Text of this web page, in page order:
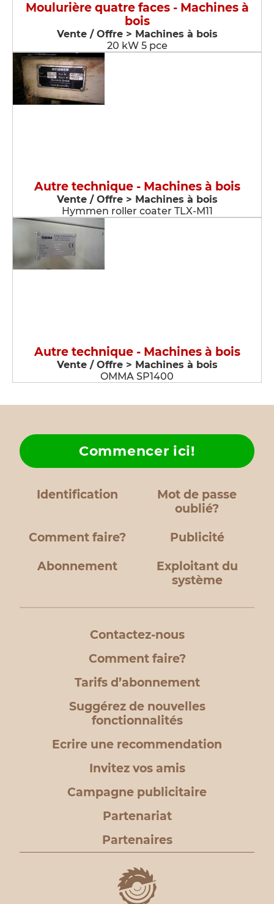
Moulurière quatre faces - Machines à
bois
Vente / Offre > Machines à bois
20 kW 5 pce
Autre technique - Machines à bois
Vente / Offre > Machines à bois
Hymmen roller coater TLX-M11
Autre technique - Machines à bois
Vente / Offre > Machines à bois
OMMA SP1400
Identification
Mot de passe
oublié?
Comment faire?
Commencer ici!
Publicité
Abonnement
Exploitant du
système
Contactez-nous
Comment faire?
Tarifs d’abonnement
Suggérez de nouvelles
fonctionnalités
Ecrire une recommendation
Invitez vos amis
Campagne publicitaire
Partenariat
Partenaires